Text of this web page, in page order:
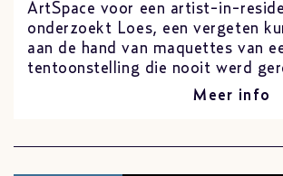
ArtSpace voor een artist-in-
onderzoekt Loes, een vergeten
aan de hand van maquettes van
tentoonstelling die nooit werd
Meer info